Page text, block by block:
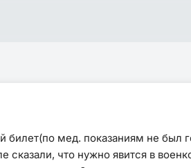
мед. показаниям не был
что нужно явится в